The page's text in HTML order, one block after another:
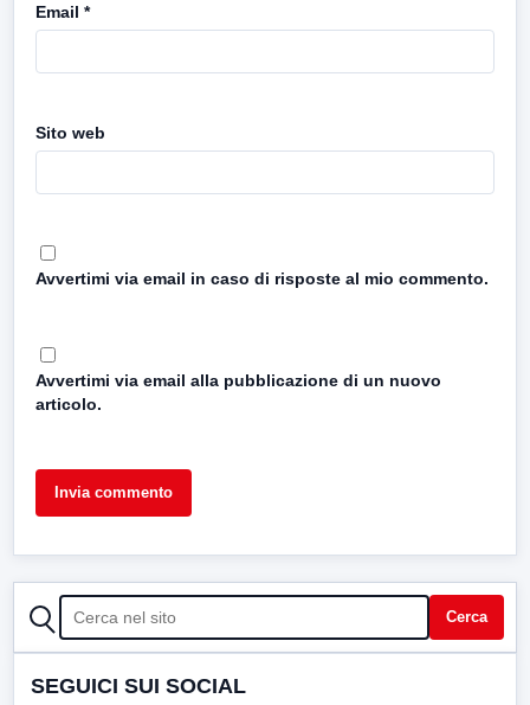
Email *
Sito web
Avvertimi via email in caso di risposte al mio commento.
Avvertimi via email alla pubblicazione di un nuovo
articolo.
CERCA Cerca
SEGUICI SUI SOCIAL